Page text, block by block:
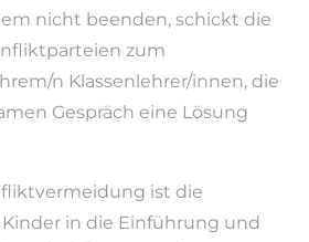
nicht beenden, schickt die
zum
n Klassenlehrer/innen, die
Gespräch eine Lösung
ist die
in die Einführung und